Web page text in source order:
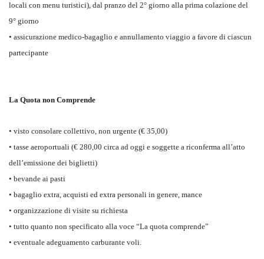
locali con menu turistici), dal pranzo del 2° giorno alla prima colazione del
9° giorno
• assicurazione medico-bagaglio e annullamento viaggio a favore di ciascun
partecipante
La Quota non Comprende
• visto consolare collettivo, non urgente (€ 35,00)
• tasse aeroportuali (€ 280,00 circa ad oggi e soggette a riconferma all’atto
dell’emissione dei biglietti)
• bevande ai pasti
• bagaglio extra, acquisti ed extra personali in genere, mance
• organizzazione di visite su richiesta
• tutto quanto non specificato alla voce “La quota comprende”
• eventuale adeguamento carburante voli.